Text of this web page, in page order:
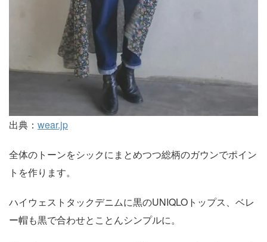
出典： wear.jp
全体のトーンをシックにまとめつつ総柄のガウンでポイン
トを作ります。
ハイウェストタックデニムに黒のUNIQLOトップス、ベレ
ー帽も黒で合わせとことんシンプルに。